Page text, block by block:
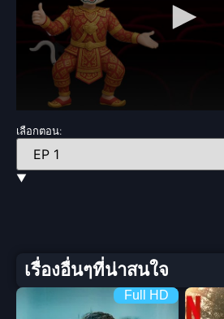
เลือกตอน:
▼
เรื่องอื่นๆที่น่าสนใจ
Full HD